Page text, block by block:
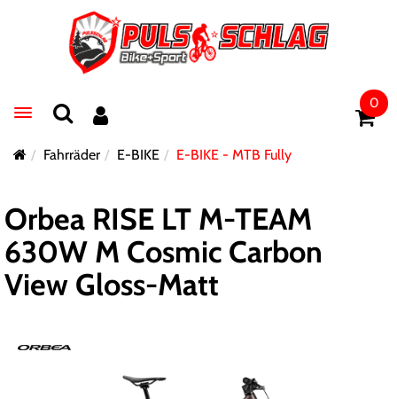
Toggle navigation
0
Fahrräder E-BIKE E-BIKE - MTB Fully
Orbea RISE LT M-TEAM
630W M Cosmic Carbon
View Gloss-Matt